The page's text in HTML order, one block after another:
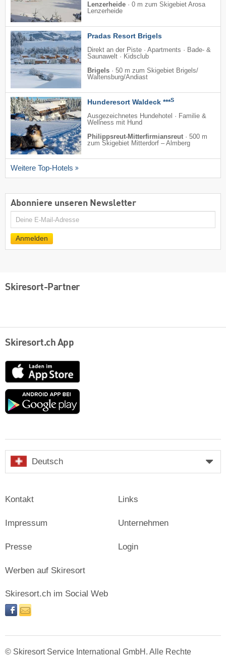
Lenzerheide · 0 m zum Skigebiet Arosa
Lenzerheide
Pradas Resort Brigels
Direkt an der Piste · Apartments · Bade- &
Saunawelt · Kidsclub
Brigels · 50 m zum Skigebiet Brigels/​
Waltensburg/​Andiast
Hunderesort Waldeck ***S
Ausgezeichnetes Hundehotel · Familie &
Wellness mit Hund
Philippsreut-Mitterfirmiansreut · 500 m
zum Skigebiet Mitterdorf – Almberg
Weitere Top-Hotels
Abonniere unseren Newsletter
E-
Anmelden
Skiresort-Partner
Skiresort.ch App
App
Store
Google
Deutsch
Kontakt
Impressum
Presse
Links
Unternehmen
Login
Werben auf Skiresort
Skiresort.ch im Social Web
facebooknewsletter
© Skiresort Service International GmbH. Alle Rechte